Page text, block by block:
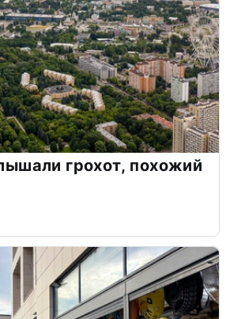
грохот, похожий